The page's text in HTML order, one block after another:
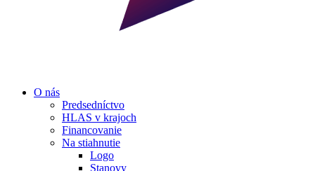
O nás
Predsedníctvo
HLAS v krajoch
Financovanie
Na stiahnutie
Logo
Stanovy